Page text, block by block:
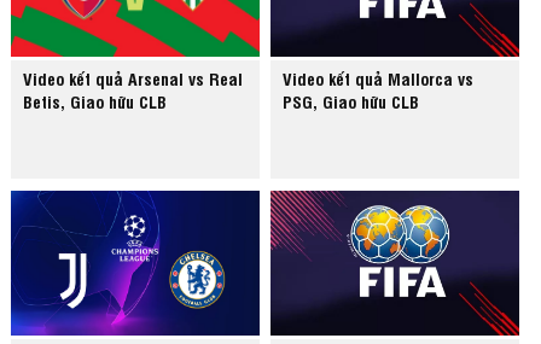
Video kết quả Arsenal vs Real
Betis, Giao hữu CLB
Video kết quả Mallorca vs
PSG, Giao hữu CLB